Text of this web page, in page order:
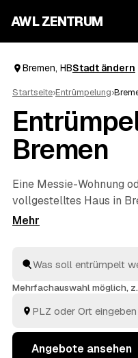
AWL ZENTRUM
Bremen, HBStadt ändern
Startseite›Entrümpelung›
Bremen
Eine Messie-Wohnung
vollgestelltes Haus in
und genau dafür gibt es
Betrieb einzeln
Ihrer Region räumen aus
Auftrag geben.
Mehrfachauswahl möglich, z.
Angebote ansehen